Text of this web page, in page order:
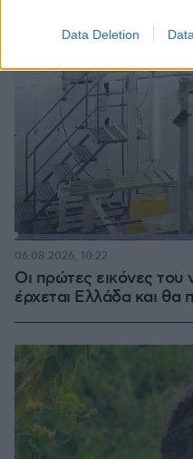
Data Deletion
Loaded
Οι πρώτες εικόνες
έρχεται Ελλάδα και θα
06.08.2026, 10:22